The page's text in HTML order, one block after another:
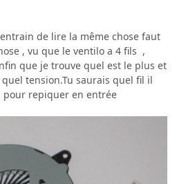
de lire la même chose faut
, vu que le ventilo a 4 fils ,
que je trouve quel est le plus et
tension.Tu saurais quel fil il
repiquer en entrée